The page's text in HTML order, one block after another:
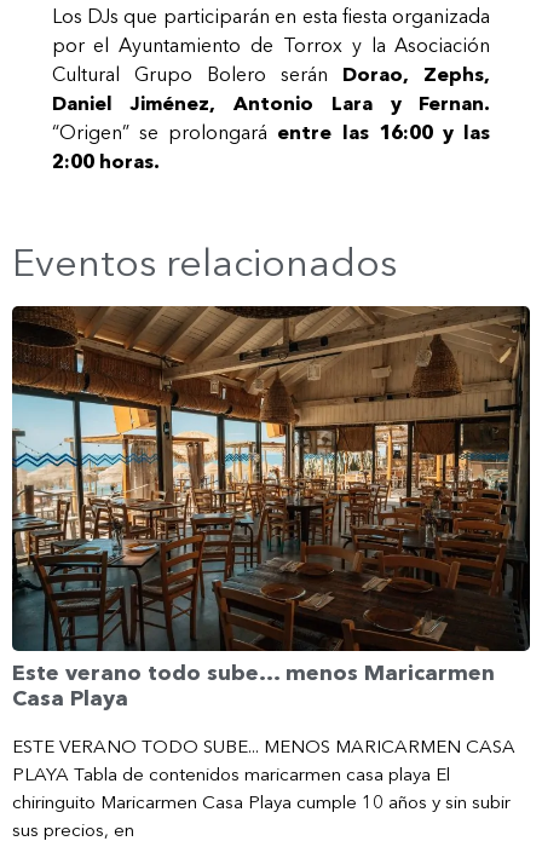
Los DJs que participarán en esta fiesta organizada
por el Ayuntamiento de Torrox y la Asociación
Cultural Grupo Bolero serán Dorao, Zephs,
Daniel Jiménez, Antonio Lara y Fernan.
“Origen” se prolongará entre las 16:00 y las
2:00 horas.
Eventos relacionados
Este verano todo sube… menos Maricarmen
Casa Playa
ESTE VERANO TODO SUBE... MENOS MARICARMEN CASA
PLAYA Tabla de contenidos maricarmen casa playa El
chiringuito Maricarmen Casa Playa cumple 10 años y sin subir
sus precios, en